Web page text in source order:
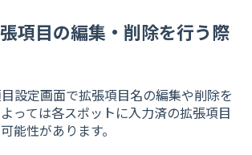
項目の編集・削除を行う際
設定画面で拡張項目名の編集や削除を
っては各スポットに入力済の拡張項目
能性があります。